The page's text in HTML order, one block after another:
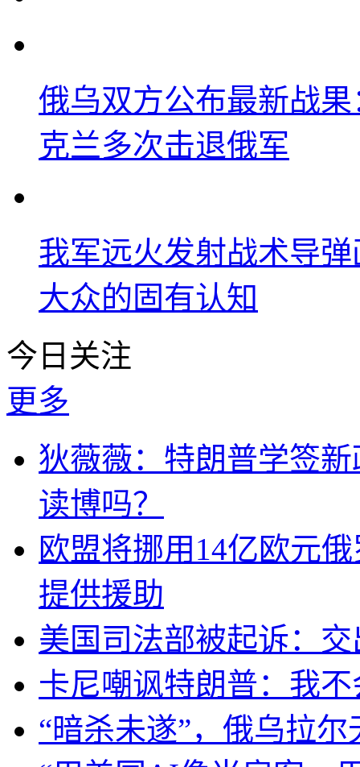
俄乌双方公布最新战
克兰多次击退俄军
我军远火发射战术导
大众的固有认知
今日关注
更多
狄薇薇：特朗普学签
读博吗？
欧盟将挪用14亿欧元
提供援助
美国司法部被起诉：
卡尼嘲讽特朗普：我
“暗杀未遂”，俄乌拉